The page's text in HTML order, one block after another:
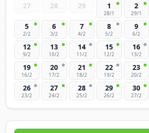
27 28 29 1
28/1
2
29/1
5
2/2
6
3/2
7
4/2
8
5/2
9
6/2
12
9/2
13
10/2
14
11/2
15
12/2
16
13/2
19
16/2
20
17/2
21
18/2
22
19/2
23
20/2
26
23/2
27
24/2
28
25/2
29
26/2
30
27/2